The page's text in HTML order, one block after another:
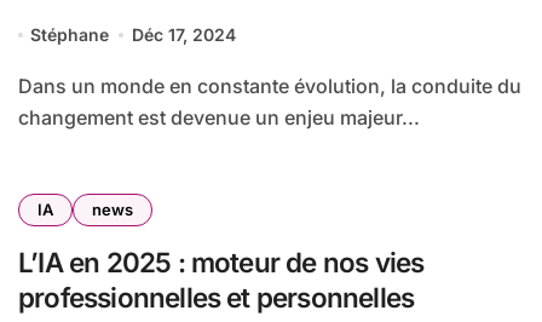
Stéphane Déc 17, 2024
Dans un monde en constante évolution, la conduite du
changement est devenue un enjeu majeur...
IA news
L’IA en 2025 : moteur de nos vies
professionnelles et personnelles